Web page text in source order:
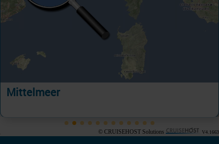
Mittelmeer
© CRUISEHOST Solutions V4.1663